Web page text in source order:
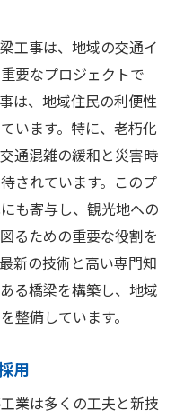
工事は、地域の交通イ
要なプロジェクトで
は、地域住民の利便性
います。特に、老朽化
通混雑の緩和と災害時
されています。このプ
も寄与し、観光地への
るための重要な役割を
新の技術と高い専門知
る橋梁を構築し、地域
整備しています。
用
業は多くの工夫と新技